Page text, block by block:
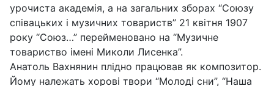
урочиста академія, а на загальних зборах “Союзу
співацьких і музичних товариств” 21 квітня 1907
року “Союз…” перейменовано на “Музичне
товариство імені Миколи Лисенка”.
Анатоль Вахнянин плідно працював як композитор.
Йому належать хорові твори “Молоді сни”, “Наша